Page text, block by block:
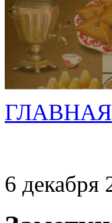
ГЛАВНАЯ
6 декабря